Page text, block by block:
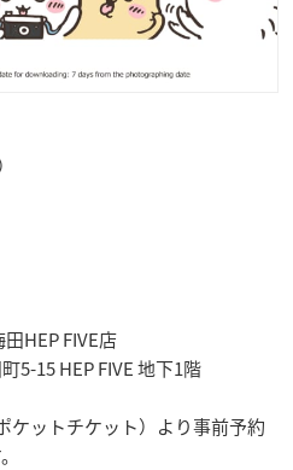
HEP FIVE店
5-15 HEP FIVE 地下1階
ケットチケット）より事前予約